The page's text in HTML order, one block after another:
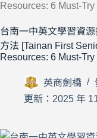
Resources: 6 Must-
台南一中英文學習資
方法 [Tainan First
Resources: 6 Must-
英商劍橋
更新：2025 年